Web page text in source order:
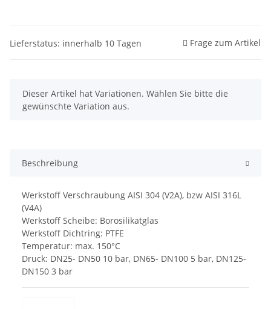
Lieferstatus: innerhalb 10 Tagen Frage zum Artikel
x
Dieser Artikel hat Variationen. Wählen Sie bitte die
gewünschte Variation aus.
Beschreibung
Werkstoff Verschraubung AISI 304 (V2A), bzw AISI 316L
(V4A)
Werkstoff Scheibe: Borosilikatglas
Werkstoff Dichtring: PTFE
Temperatur: max. 150°C
Druck: DN25- DN50 10 bar, DN65- DN100 5 bar, DN125-
DN150 3 bar